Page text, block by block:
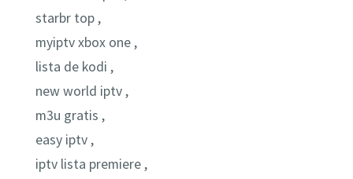
starbr top ,
myiptv xbox one ,
lista de kodi ,
new world iptv ,
m3u gratis ,
easy iptv ,
iptv lista premiere ,